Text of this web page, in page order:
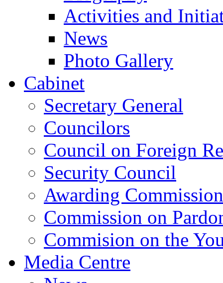
Activities and
News
Photo Gallery
Cabinet
Secretary General
Councilors
Council on Foreign
Security Council
Awarding Commission
Commission on
Commision on the
Media Centre